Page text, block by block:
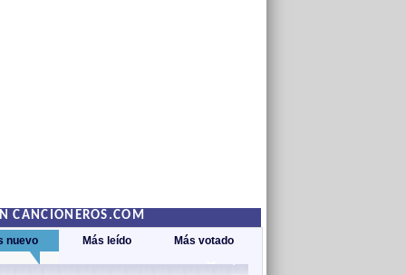
CANCIONEROS.COM
nuevo Más leído Más votado